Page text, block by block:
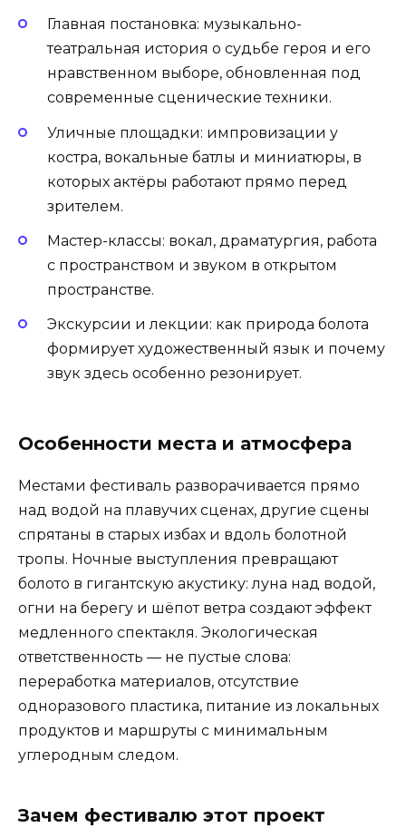
Главная постановка: музыкально-
театральная история о судьбе героя и его
нравственном выборе, обновленная под
современные сценические техники.
Уличные площадки: импровизации у
костра, вокальные батлы и миниатюры, в
которых актёры работают прямо перед
зрителем.
Мастер-классы: вокал, драматургия, работа
с пространством и звуком в открытом
пространстве.
Экскурсии и лекции: как природа болота
формирует художественный язык и почему
звук здесь особенно резонирует.
Особенности места и атмосфера
Местами фестиваль разворачивается прямо
над водой на плавучих сценах, другие сцены
спрятаны в старых избах и вдоль болотной
тропы. Ночные выступления превращают
болото в гигантскую акустику: луна над водой,
огни на берегу и шёпот ветра создают эффект
медленного спектакля. Экологическая
ответственность — не пустые слова:
переработка материалов, отсутствие
одноразового пластика, питание из локальных
продуктов и маршруты с минимальным
углеродным следом.
Зачем фестивалю этот проект